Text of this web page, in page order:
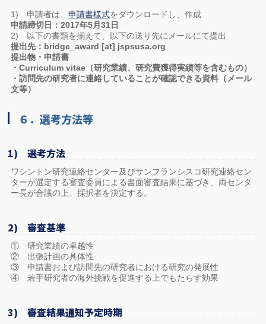
1) 申請者は、申請書様式をダウンロードし、作成
申請締切日：2017年5月31日
2) 以下の書類を揃えて、以下の送り先にメールにて提出
提出先：bridge_award [at] jspsusa.org
提出物・申請書
・Curriculum vitae（研究業績、研究費獲得実績等を含むもの）
・訪問先の研究者に連絡していることが確認できる資料（メール
文等）
６．選考方法等
1) 選考方法
ワシントン研究連絡センター及びサンフランシスコ研究連絡セン
ターが選定する審査委員による書面審査結果に基づき、両センタ
ー長が合議の上、採択者を決定する。
2) 審査基準
① 研究業績の卓越性
② 出張計画の具体性
③ 申請書および訪問先の研究者における研究の発展性
④ 若手研究者の海外挑戦を促進する上でもたらす効果
3) 審査結果通知予定時期